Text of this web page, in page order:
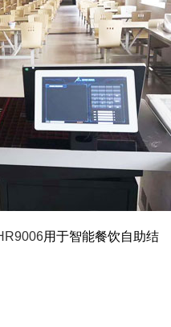
用于智能餐饮自助结